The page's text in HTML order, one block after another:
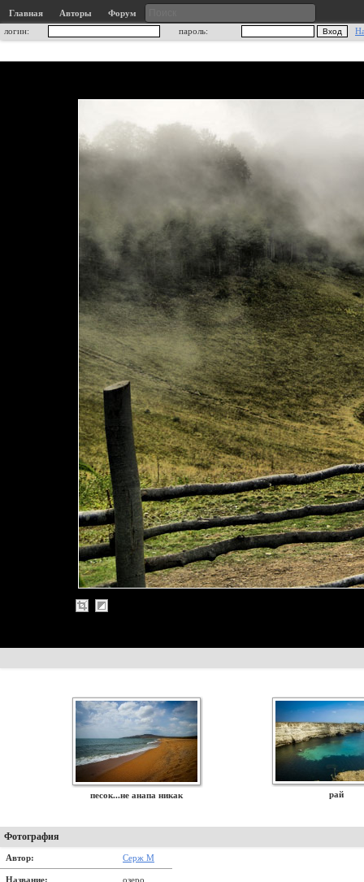
Главная Авторы
Форум
логин:
пароль:
песок...не анапа никак рай
Фотография
Автор: Серж М
Название: озеро